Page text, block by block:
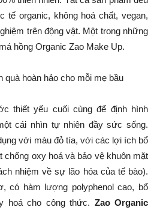
tế organic, không hoá chất, vegan,
trên động vật. Một trong những
hồng Organic Zao Make Up.
quà hoàn hảo cho mỗi mẹ bầu
thiết yếu cuối cùng để định hình
cái nhìn tự nhiên đầy sức sống.
với màu đỏ tía, với các lợi ích bổ
chống oxy hoá và bảo vệ khuôn mặt
nhiệm về sự lão hóa của tế bào).
có hàm lượng polyphenol cao, bổ
hoá cho công thức. Zao Organic